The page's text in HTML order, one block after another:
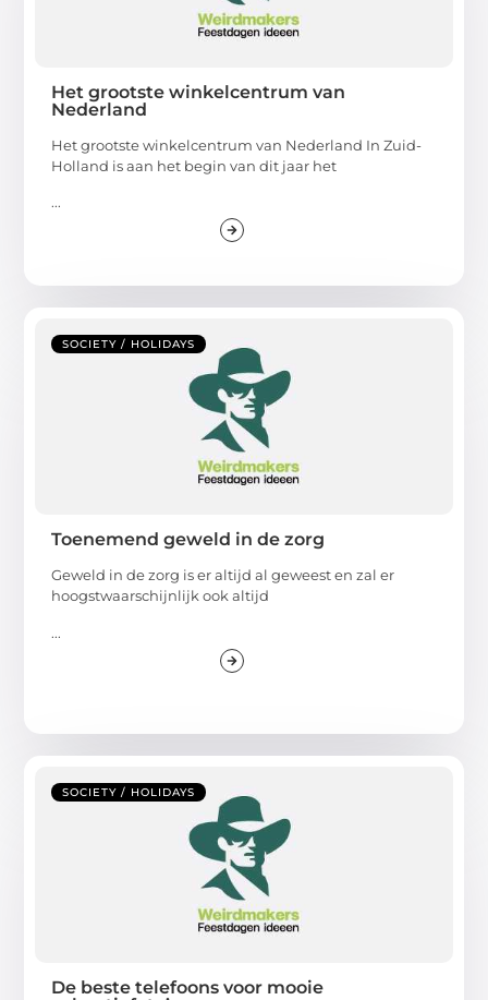
Het grootste winkelcentrum van
Nederland
Het grootste winkelcentrum van Nederland In Zuid-
Holland is aan het begin van dit jaar het
...
SOCIETY / HOLIDAYS
Toenemend geweld in de zorg
Geweld in de zorg is er altijd al geweest en zal er
hoogstwaarschijnlijk ook altijd
...
SOCIETY / HOLIDAYS
De beste telefoons voor mooie